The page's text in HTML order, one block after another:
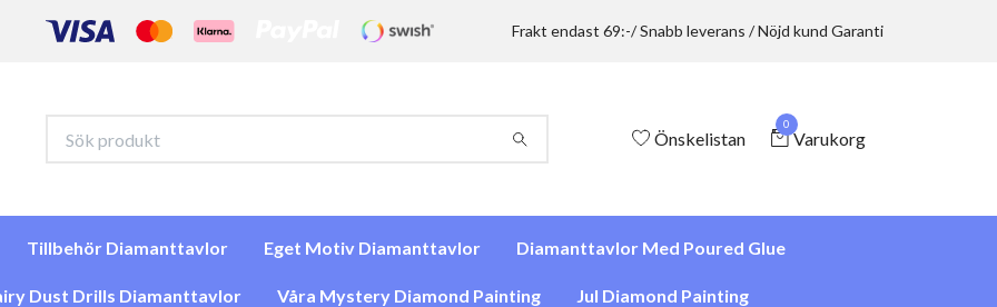
Frakt endast 69:-/ Snabb leverans / Nöjd kund Garanti
Önskelistan
0
Varukorg
Tillbehör Diamanttavlor Eget Motiv Diamanttavlor Diamanttavlor Med Poured Glue
Dust Drills Diamanttavlor Våra Mystery Diamond Painting Jul Diamond Painting